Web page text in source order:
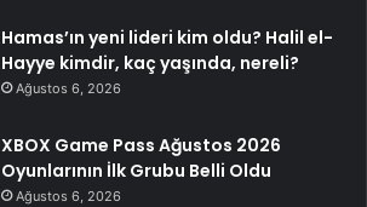
Hamas’ın yeni lideri kim oldu? Halil el-
Hayye kimdir, kaç yaşında, nereli?
Ağustos 6, 2026
XBOX Game Pass Ağustos 2026
Oyunlarının İlk Grubu Belli Oldu
Ağustos 6, 2026